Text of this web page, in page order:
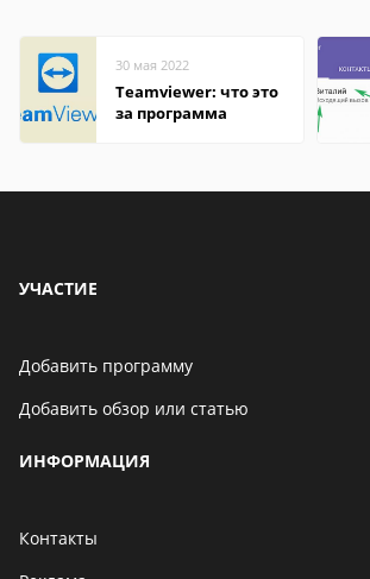
30 мая 2022
Teamviewer: что это
за программа
УЧАСТИЕ
Добавить программу
Добавить обзор или статью
ИНФОРМАЦИЯ
Контакты